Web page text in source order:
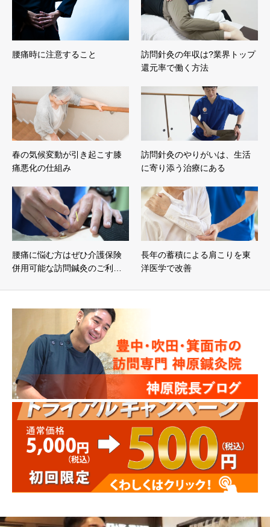
腰痛時に注意すること
訪問針灸の年収は?業界トップ
還元率で働く方法
春の気候変動が引き起こす膝
痛悪化の仕組み
訪問針灸のやりがいは、生活
に寄り添う治療にある
腰痛に悩む方はぜひ介護保険
併用可能な訪問鍼灸のご利…
長年の蓄積による肩こりを東
洋医学で改善